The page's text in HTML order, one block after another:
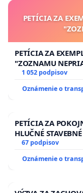
PETÍCIA ZA
PETÍCIA ZA
"ZOZNAMU
1 052 podpisov
Oznámenie o
PETÍCIA ZA
HLUČNÉ
13.00 HOD., CEZ
ĎUMBIERSKEJ/
67 podpisov
Oznámenie o